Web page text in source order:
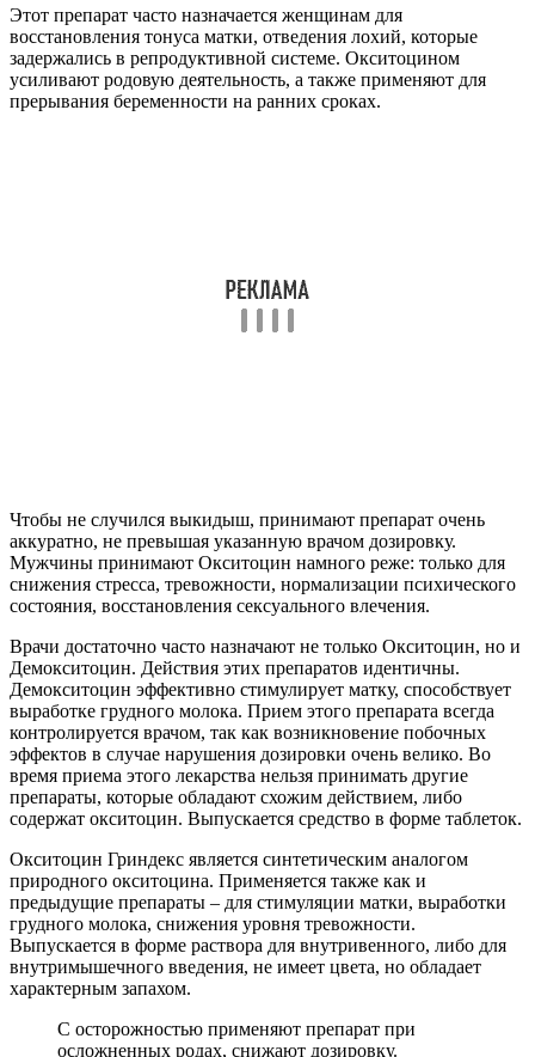
Этот препарат часто назначается женщинам для
восстановления тонуса матки, отведения лохий, которые
задержались в репродуктивной системе. Окситоцином
усиливают родовую деятельность, а также применяют для
прерывания беременности на ранних сроках.
Демокситоцин. Действия этих препаратов идентичны.
Демокситоцин эффективно стимулирует матку, способствует
выработке грудного молока. Прием этого препарата всегда
предыдущие препараты – для стимуляции матки, выработки
грудного молока, снижения уровня тревожности.
Выпускается в форме раствора для внутривенного, либо для
внутримышечного введения, не имеет цвета, но обладает
характерным запахом.
С осторожностью применяют препарат при
осложненных родах, снижают дозировку.
Особенно часто врачи прописывают это лекарство
в послеродовый период, когда матке необходимо
восстановление. С помощью данного препарата
можно предотвратить послеродовые осложнения.
Противопоказания у названных средств идентичные, их
нельзя применять при:
почечной недостаточности;
артериальной гипертензии;
гиперчувствительности, склонности к аллергическим
реакциям;
несоответствие размеров таза матери и размеров плода;
чрезмерном растяжении матки;
сдавливлении плода.
Рекомендуем почитать: Применение мелатонина в
спортивном питании